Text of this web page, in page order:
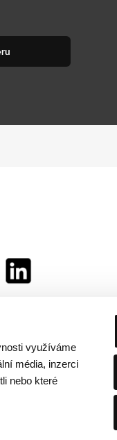
využíváme
média, inzerci
nebo které